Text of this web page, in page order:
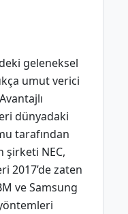
geleneksel
umut verici
dünyadaki
tarafından
şirketi NEC,
2017’de zaten
ve Samsung